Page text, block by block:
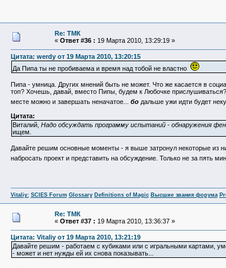
Re: ТМК
« Ответ #36 : 19 Марта 2010, 13:29:19 »
Цитата: werdy от 19 Марта 2010, 13:20:15
Да Пипа ты не пробиваема и время над тобой не властно
Пипа - умница. Других мнений быть не может. Что же касается в
топ? Хочешь, давай, вместо Пипы, будем к Любочке
месте можно и завершать неначатое... бодальше ужи идти будет
Цитата:
Виталий, Надо обсуждать программу испытаний - обнаружения
ищем.
Давайте решим основные моменты - я выше затронул некоторые из
набросать проект и представить на обсуждение. Только не за пять
Vitaliy: SCIES Forum Glossary Definitions of Magic Высшие звания форума
Re: ТМК
« Ответ #37 : 19 Марта 2010, 13:36:37 »
Цитата: Vitaliy от 19 Марта 2010, 13:21:19
Давайте решим - работаем с кубиками или с игральными картами,
- может и нет нужды ей их снова показывать...